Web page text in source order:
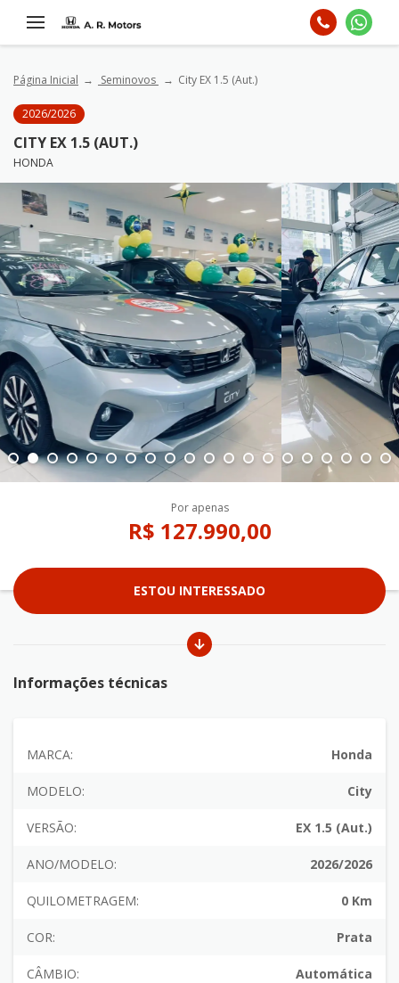
Página Inicial Seminovos City EX 1.5 (Aut.)
2026/2026
CITY EX 1.5 (AUT.)
HONDA
Por apenas
R$ 127.990,00
ESTOU INTERESSADO
Informações técnicas
MARCA: Honda
MODELO: City
VERSÃO: EX 1.5 (Aut.)
ANO/MODELO: 2026/2026
QUILOMETRAGEM: 0 Km
COR: Prata
CÂMBIO: Automática